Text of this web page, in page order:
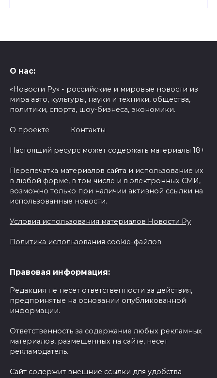
О нас:
«Новости Ру» - российские и мировые новости из
мира авто, культуры, науки и техники, общества,
политики, спорта, шоу-бизнеса, экономики.
О проекте Контакты
Настоящий ресурс может содержать материалы 18+
Перепечатка материалов сайта и использование их
в любой форме, в том числе и в электронных СМИ,
возможно только при наличии активной ссылки на
использованные новости.
Условия использования материалов Новости Ру
Политика использования cookie-файлов
Правовая информация:
Редакция не несет ответственности за действия,
предпринятые на основании опубликованной
информации.
Ответственность за содержание любых рекламных
материалов, размещенных на сайте, несет
рекламодатель.
Сайт содержит внешние ссылки для удобства